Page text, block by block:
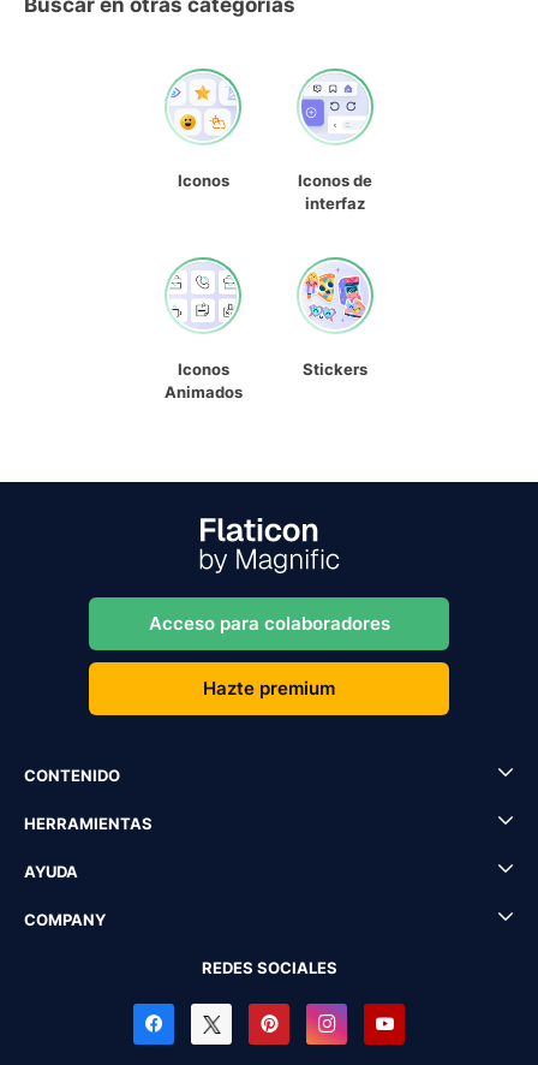
Buscar en otras categorías
Iconos
Iconos de
interfaz
Iconos
Animados
Stickers
Acceso para colaboradores
Hazte premium
CONTENIDO
HERRAMIENTAS
AYUDA
COMPANY
REDES SOCIALES